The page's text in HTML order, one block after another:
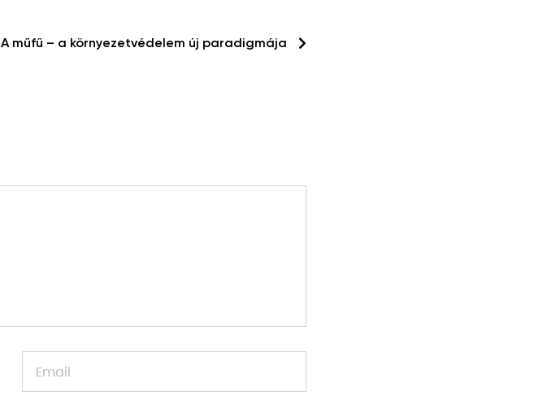
A műfű – a környezetvédelem új paradigmája